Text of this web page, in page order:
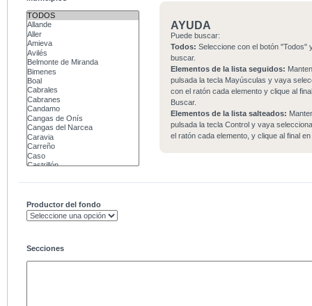
AYUDA
Puede buscar:
Todos: Seleccione con el botón "Todos"
buscar.
Elementos de la lista seguidos:
pulsada la tecla Mayúsculas y vaya
con el ratón cada elemento y clique al
Buscar.
Elementos de la lista salteados:
pulsada la tecla Control y vaya
el ratón cada elemento, y clique al final
Productor del fondo
Secciones